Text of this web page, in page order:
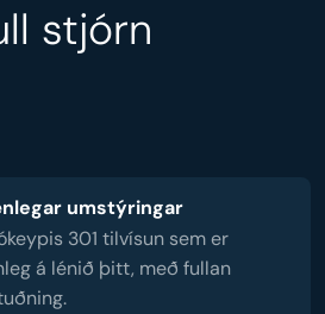
stjórn
umstýringar
301 tilvísun sem er
á lénið þitt, með fullan